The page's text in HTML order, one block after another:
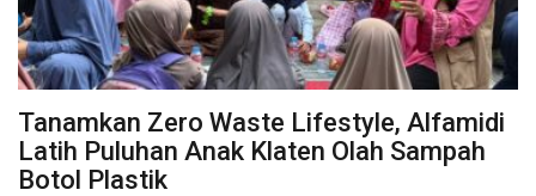
Tanamkan Zero Waste Lifestyle, Alfamidi
Latih Puluhan Anak Klaten Olah Sampah
Botol Plastik